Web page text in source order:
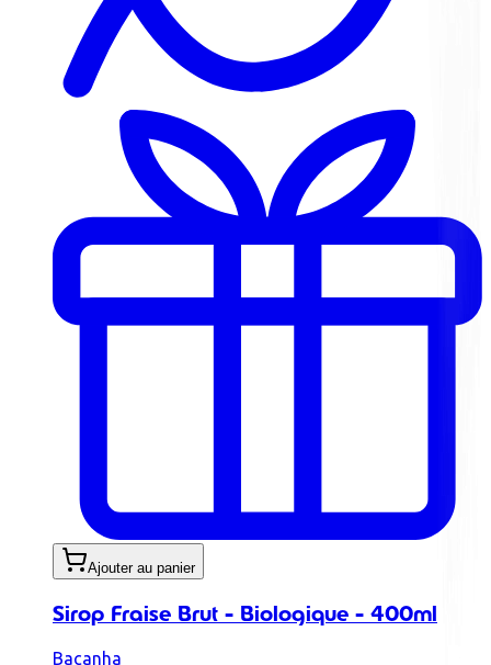
Ajouter au panier
Sirop Fraise Brut - Biologique - 400ml
Bacanha